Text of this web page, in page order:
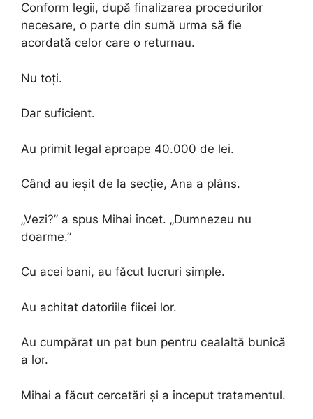
Conform legii, după finalizarea procedurilor
necesare, o parte din sumă urma să fie
acordată celor care o returnau.
Nu toți.
Dar suficient.
Au primit legal aproape 40.000 de lei.
Când au ieșit de la secție, Ana a plâns.
„Vezi?” a spus Mihai încet. „Dumnezeu nu
doarme.”
Cu acei bani, au făcut lucruri simple.
Au achitat datoriile fiicei lor.
Au cumpărat un pat bun pentru cealaltă bunică
a lor.
Mihai a făcut cercetări și a început tratamentul.